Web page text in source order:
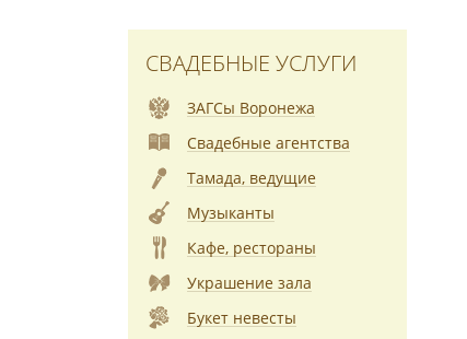
СВАДЕБНЫЕ УСЛУГИ
ЗАГСы Воронежа
Свадебные агентства
Тамада, ведущие
Музыканты
Кафе, рестораны
Украшение зала
Букет невесты